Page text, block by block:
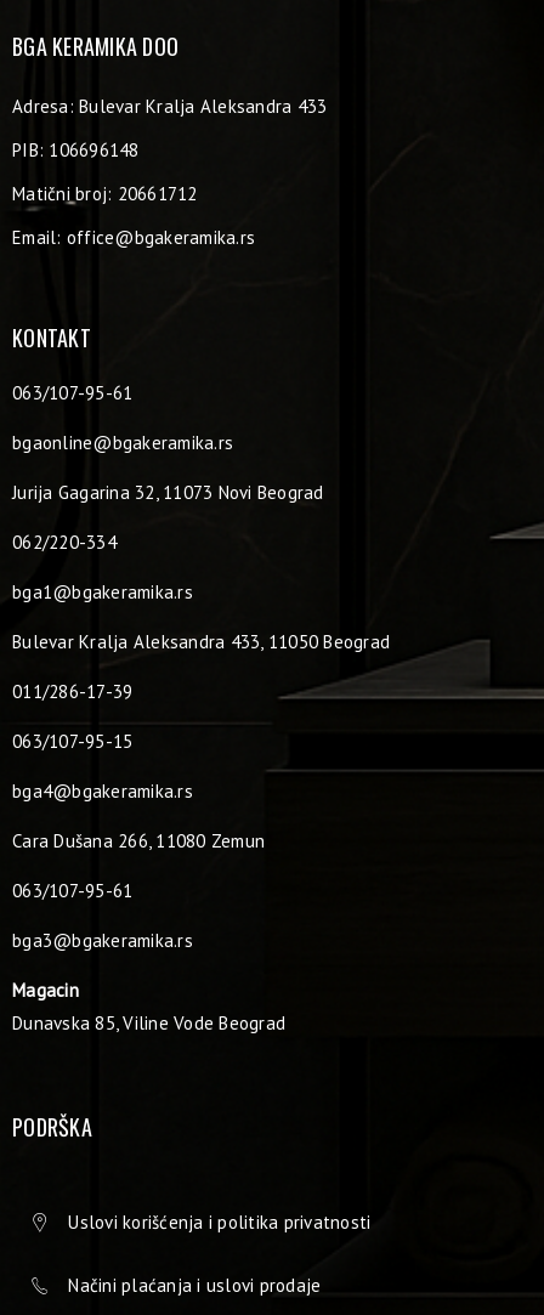
BGA KERAMIKA DOO
Adresa: Bulevar Kralja Aleksandra 433
PIB: 106696148
Matični broj: 20661712
Email: office@bgakeramika.rs
KONTAKT
063/107-95-61
bgaonline@bgakeramika.rs
Jurija Gagarina 32, 11073 Novi Beograd
062/220-334
bga1@bgakeramika.rs
Bulevar Kralja Aleksandra 433, 11050 Beograd
011/286-17-39
063/107-95-15
bga4@bgakeramika.rs
Cara Dušana 266, 11080 Zemun
063/107-95-61
bga3@bgakeramika.rs
Magacin
Dunavska 85, Viline Vode Beograd
PODRŠKA
Uslovi korišćenja i politika privatnosti
Načini plaćanja i uslovi prodaje